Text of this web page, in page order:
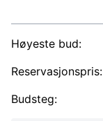
Høyeste bud:
Reservasjonspris:
Budsteg: